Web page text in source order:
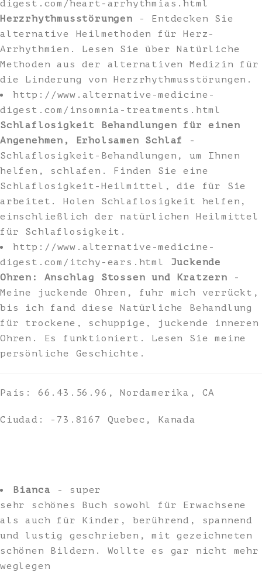
digest.com/heart-arrhythmias.html
Herzrhythmusstörungen - Entdecken Sie
alternative Heilmethoden für Herz-
Arrhythmien. Lesen Sie über Natürliche
Methoden aus der alternativen Medizin für
die Linderung von Herzrhythmusstörungen.
http://www.alternative-medicine-
digest.com/insomnia-treatments.html
Schlaflosigkeit Behandlungen für einen
Angenehmen, Erholsamen Schlaf
-
Schlaflosigkeit-Behandlungen, um Ihnen
helfen, schlafen. Finden Sie eine
Schlaflosigkeit-Heilmittel, die für Sie
arbeitet. Holen Schlaflosigkeit helfen,
einschließlich der natürlichen Heilmittel
für Schlaflosigkeit.
http://www.alternative-medicine-
digest.com/itchy-ears.html Juckende
Ohren: Anschlag Stossen und Kratzern -
Meine juckende Ohren, fuhr mich verrückt,
bis ich fand diese Natürliche Behandlung
für trockene, schuppige, juckende inneren
Ohren. Es funktioniert. Lesen Sie meine
persönliche Geschichte.
País: 66.43.56.96, Nordamerika, CA
Ciudad: -73.8167 Quebec, Kanada
Bianca
- super
sehr schönes Buch sowohl für Erwachsene
als auch für Kinder, berührend, spannend
und lustig geschrieben, mit gezeichneten
schönen Bildern. Wollte es gar nicht mehr
weglegen